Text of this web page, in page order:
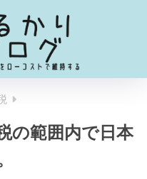
の範囲内で日本